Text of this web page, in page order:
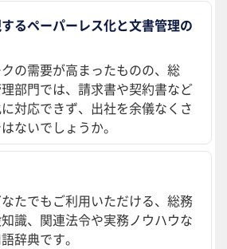
るペーパーレス化と文書管理の
の需要が高まったものの、総
部門では、請求書や契約書など
対応できず、出社を余儀なくさ
ないでしょうか。
たでもご利用いただける、総務
識、関連法令や実務ノウハウな
辞典です。